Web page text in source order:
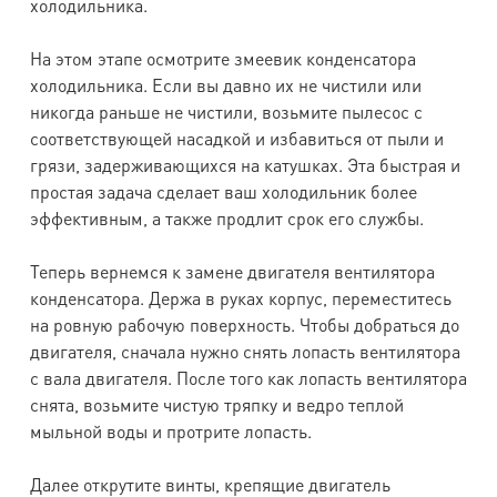
На этом этапе осмотрите змеевик конденсатора
холодильника. Если вы давно их не чистили или
никогда раньше не чистили, возьмите пылесос с
соответствующей насадкой и избавиться от пыли и
грязи, задерживающихся на катушках. Эта быстрая и
простая задача сделает ваш холодильник более
эффективным, а также продлит срок его службы.
Теперь вернемся к замене двигателя вентилятора
конденсатора. Держа в руках корпус, переместитесь
на ровную рабочую поверхность. Чтобы добраться до
двигателя, сначала нужно снять лопасть вентилятора
с вала двигателя. После того как лопасть вентилятора
снята, возьмите чистую тряпку и ведро теплой
мыльной воды и протрите лопасть.
Далее открутите винты, крепящие двигатель